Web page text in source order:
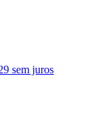
sem juros